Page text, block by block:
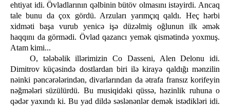
ehtiyat idi. Övladlarının qəlbinin bütöv olmasını istəyirdi. Ancaq
tale bunu da çox gördü. Arzuları yarımçıq qaldı. Heç hərbi
xidməti başa vurub yenicə işə düzəlmiş oğlunun ilk əmək
haqqını da görmədi. Övlad qazancı yemək qismətində yoxmuş.
Atam kimi...
O, tələbəlik illərimizin Co Dasseni, Alen Delonu idi.
Dimitrov küçəsində dostlardan biri ilə kirayə qaldığı mənzilin
nəinki pəncərələrindən, divarlarından da ətrafa fransız korifeyin
nəğmələri süzülürdü. Bu musiqidəki qüssə, həzinlik ruhuna о
qədər yaxındı ki. Bu yad dildə səslənənlər demək istədikləri idi.